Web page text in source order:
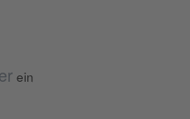
ein